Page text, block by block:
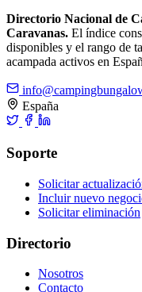
Directorio Nacional de
Caravanas. El índice
disponibles y el rango de
acampada activos en
España
Soporte
Solicitar
Incluir nuevo
Solicitar eliminación
Directorio
Nosotros
Contacto